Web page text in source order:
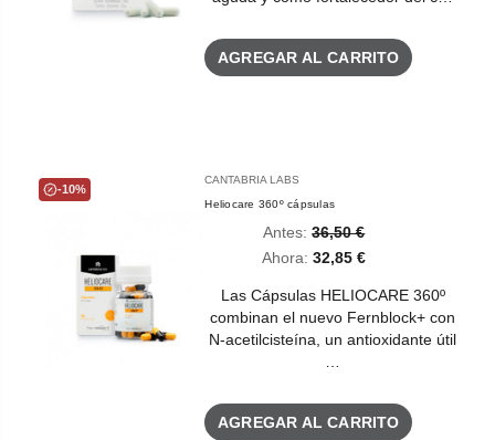
AGREGAR AL CARRITO
-10%
CANTABRIA LABS
Heliocare 360º cápsulas
Ahora: 32,85 €
Antes: 36,50 €
Las Cápsulas HELIOCARE 360º
combinan el nuevo Fernblock+ con
N-acetilcisteína, un antioxidante útil
AGREGAR AL CARRITO